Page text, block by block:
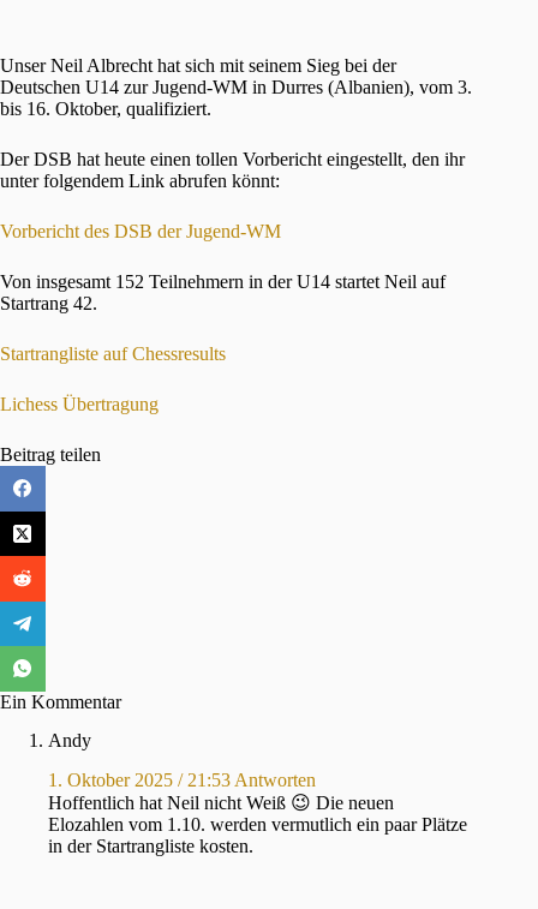
Unser Neil Albrecht hat sich mit seinem Sieg bei der
Deutschen U14 zur Jugend-WM in Durres (Albanien), vom 3.
bis 16. Oktober, qualifiziert.
Der DSB hat heute einen tollen Vorbericht eingestellt, den ihr
unter folgendem Link abrufen könnt:
Vorbericht des DSB der Jugend-WM
Von insgesamt 152 Teilnehmern in der U14 startet Neil auf
Startrang 42.
Startrangliste auf Chessresults
Lichess Übertragung
Beitrag teilen
Ein Kommentar
Andy
1. Oktober 2025 / 21:53 Antworten
Hoffentlich hat Neil nicht Weiß 😉 Die neuen
Elozahlen vom 1.10. werden vermutlich ein paar Plätze
in der Startrangliste kosten.